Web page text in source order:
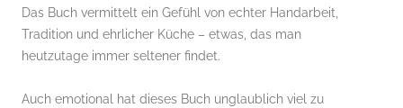
Das Buch vermittelt ein Gefühl von echter Handarbeit,
Tradition und ehrlicher Küche – etwas, das man
heutzutage immer seltener findet.
Auch emotional hat dieses Buch unglaublich viel zu